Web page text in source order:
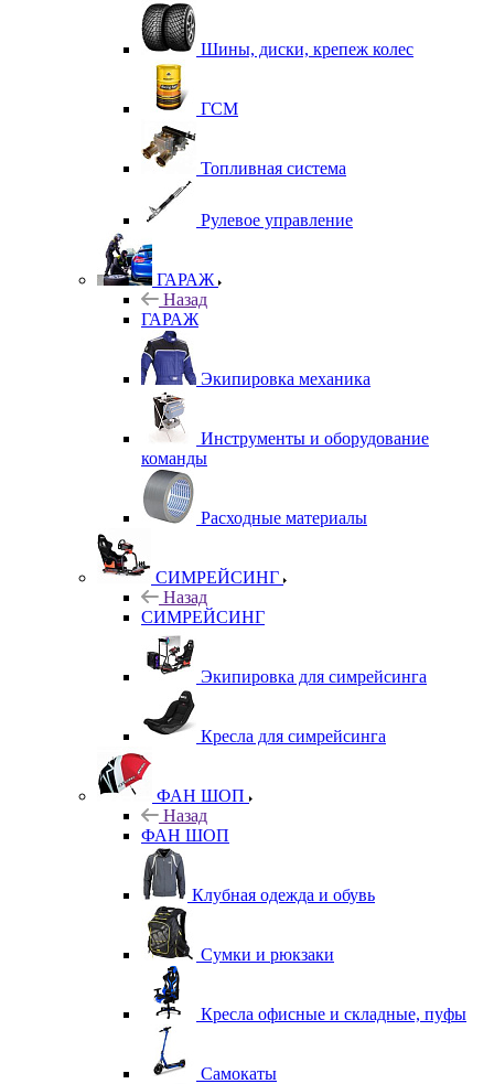
Шины, диски, крепеж колес
ГСМ
Топливная система
Рулевое управление
ГАРАЖ
Назад
ГАРАЖ
Экипировка механика
Инструменты и оборудование
команды
Расходные материалы
СИМРЕЙСИНГ
Назад
СИМРЕЙСИНГ
Экипировка для симрейсинга
Кресла для симрейсинга
ФАН ШОП
Назад
ФАН ШОП
Клубная одежда и обувь
Сумки и рюкзаки
Кресла офисные и складные, пуфы
Самокаты